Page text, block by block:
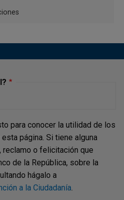
para conocer la utilidad de los
página. Si tiene alguna
reclamo o felicitación que
de la República, sobre la
hágalo a
a la Ciudadanía